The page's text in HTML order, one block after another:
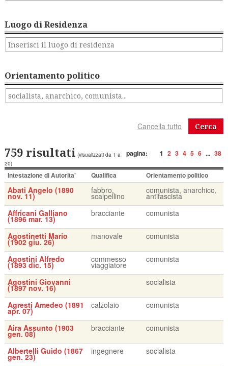
Luogo di Residenza
Orientamento politico
Cerca
pagina: 1 2 3 4 5 6 ... 38
759 risultati (visualizzati da 1 a
20)
Intestazione di Autorita' Qualifica Orientamento politico
Abati Angelo (1890
nov. 11)
fabbro,
scalpellino
comunista, anarchico,
antifascista
Affricani Galliano
(1896 mar. 13)
bracciante comunista
Agostinetti Mario
(1902 giu. 26)
manovale comunista
Agostini Alfredo
(1893 dic. 15)
commesso
viaggiatore
comunista
Agostini Giovanni
(1897 nov. 16)
socialista
Agresti Amedeo (1891
apr. 07)
calzolaio comunista
Aira Assunto (1903
gen. 08)
bracciante comunista
Albertelli Guido (1867
gen. 23)
ingegnere socialista